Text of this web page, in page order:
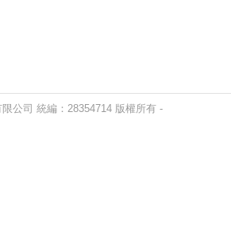
公司 統編：28354714 版權所有 -